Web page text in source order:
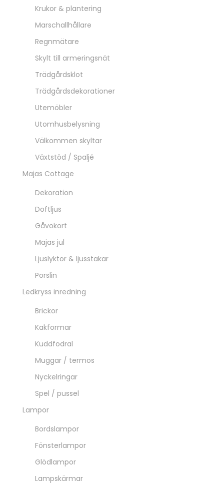
Krukor & plantering
Marschallhållare
Regnmätare
Skylt till armeringsnät
Trädgårdsklot
Trädgårdsdekorationer
Utemöbler
Utomhusbelysning
Välkommen skyltar
Växtstöd / Spaljé
Majas Cottage
Dekoration
Doftljus
Gåvokort
Majas jul
Ljuslyktor & ljusstakar
Porslin
Ledkryss inredning
Brickor
Kakformar
Kuddfodral
Muggar / termos
Nyckelringar
Spel / pussel
Lampor
Bordslampor
Fönsterlampor
Glödlampor
Lampskärmar